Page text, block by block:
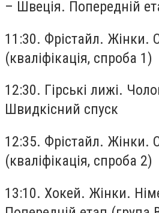
– Швеція. Попередній
11:30. Фрістайл. Жінки.
(кваліфікація, спроба 1)
12:30. Гірські лижі.
Швидкісний спуск
12:35. Фрістайл. Жінки.
(кваліфікація, спроба 2)
13:10. Хокей. Жінки.